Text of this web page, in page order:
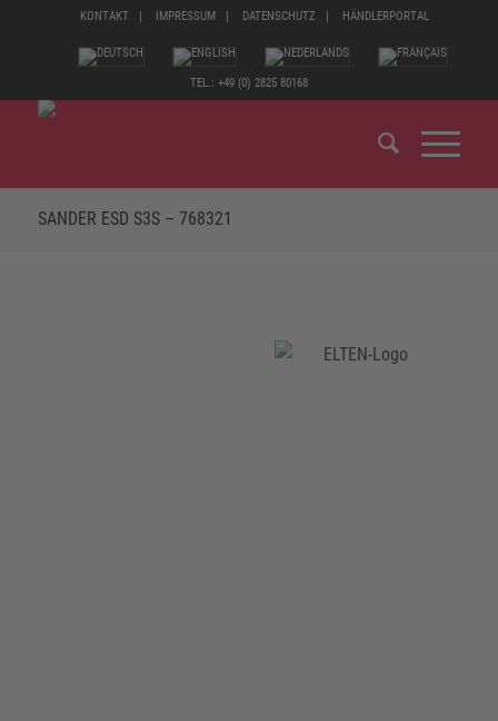
KONTAKT IMPRESSUM DATENSCHUTZ HÄNDLERPORTAL
TEL.: +49 (0) 2825 80168
SANDER ESD S3S – 768321